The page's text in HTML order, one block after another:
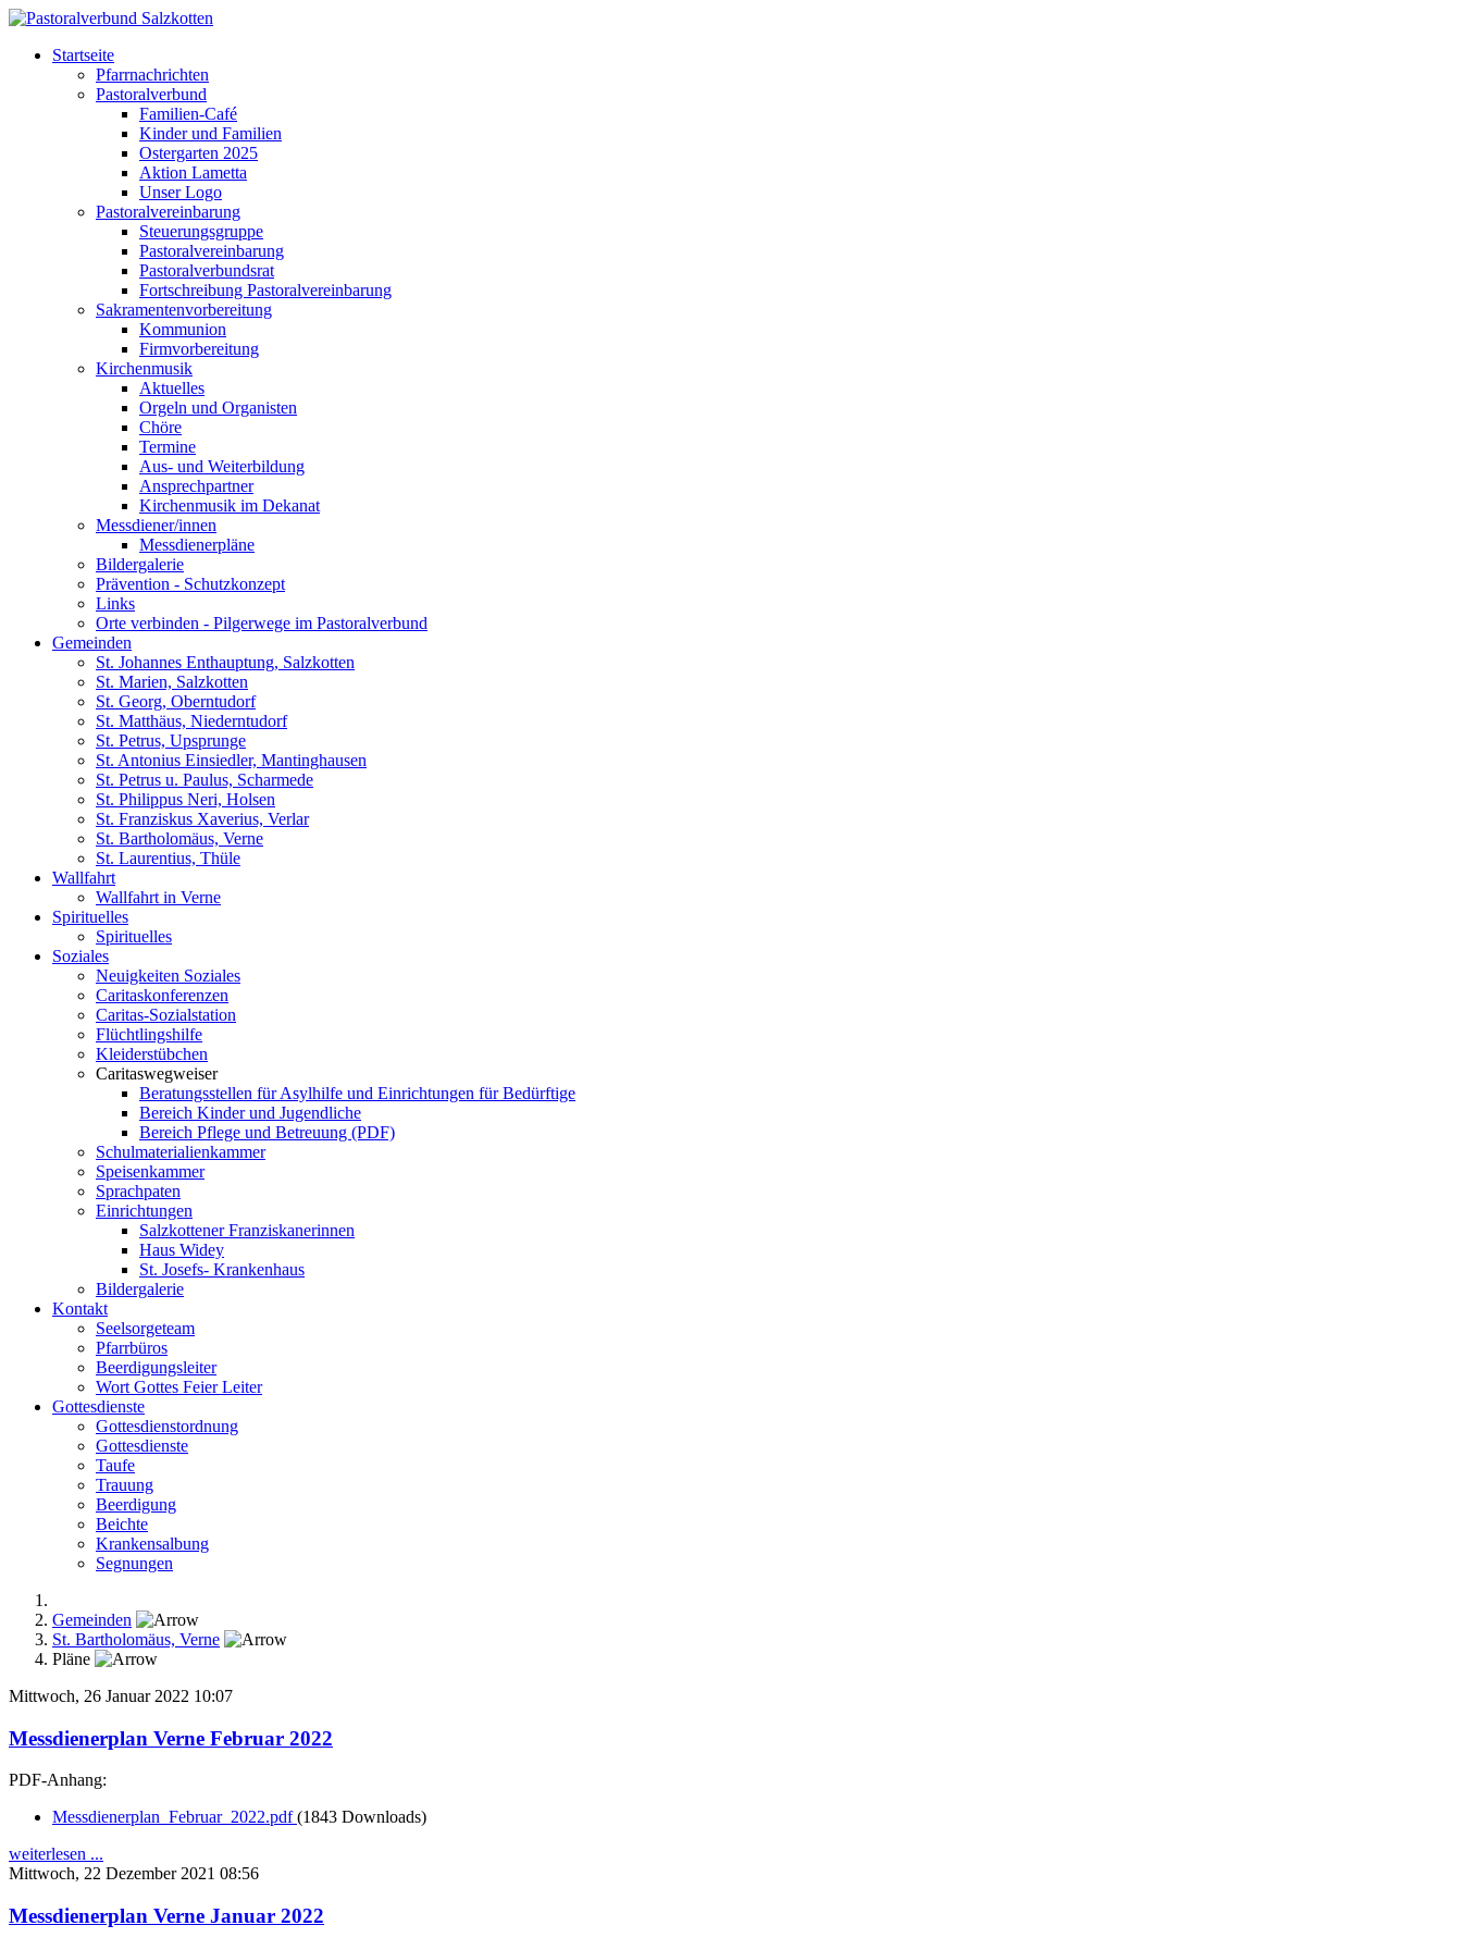
Startseite
Pfarrnachrichten
Pastoralverbund
Familien-Café
Kinder und Familien
Ostergarten 2025
Aktion Lametta
Unser Logo
Pastoralvereinbarung
Steuerungsgruppe
Pastoralvereinbarung
Pastoralverbundsrat
Fortschreibung Pastoralvereinbarung
Sakramentenvorbereitung
Kommunion
Firmvorbereitung
Kirchenmusik
Aktuelles
Orgeln und Organisten
Chöre
Termine
Aus- und Weiterbildung
Ansprechpartner
Kirchenmusik im Dekanat
Messdiener/innen
Messdienerpläne
Bildergalerie
Prävention - Schutzkonzept
Links
Orte verbinden - Pilgerwege im Pastoralverbund
Gemeinden
St. Johannes Enthauptung, Salzkotten
St. Marien, Salzkotten
St. Georg, Oberntudorf
St. Matthäus, Niederntudorf
St. Petrus, Upsprunge
St. Antonius Einsiedler, Mantinghausen
St. Petrus u. Paulus, Scharmede
St. Philippus Neri, Holsen
St. Franziskus Xaverius, Verlar
St. Bartholomäus, Verne
St. Laurentius, Thüle
Wallfahrt
Wallfahrt in Verne
Spirituelles
Spirituelles
Soziales
Neuigkeiten Soziales
Caritaskonferenzen
Caritas-Sozialstation
Flüchtlingshilfe
Kleiderstübchen
Caritaswegweiser
Beratungsstellen für Asylhilfe und Einrichtungen für Bedürftige
Bereich Kinder und Jugendliche
Bereich Pflege und Betreuung (PDF)
Schulmaterialienkammer
Speisenkammer
Sprachpaten
Einrichtungen
Salzkottener Franziskanerinnen
Haus Widey
St. Josefs- Krankenhaus
Bildergalerie
Kontakt
Seelsorgeteam
Pfarrbüros
Beerdigungsleiter
Wort Gottes Feier Leiter
Gottesdienste
Gottesdienstordnung
Gottesdienste
Taufe
Trauung
Beerdigung
Beichte
Krankensalbung
Segnungen
Gemeinden
St. Bartholomäus, Verne
Pläne
Mittwoch, 26 Januar 2022 10:07
Messdienerplan Verne Februar 2022
PDF-Anhang:
Messdienerplan_Februar_2022.pdf(1843 Downloads)
weiterlesen ...
Mittwoch, 22 Dezember 2021 08:56
Messdienerplan Verne Januar 2022